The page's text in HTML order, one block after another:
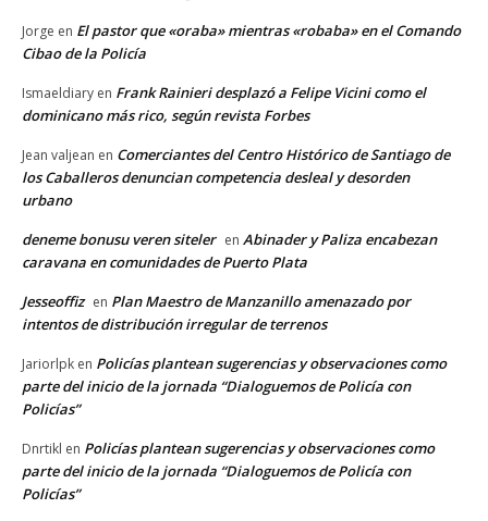
Jorge en El pastor que «oraba» mientras «robaba» en el Comando
Cibao de la Policía
Ismaeldiary en Frank Rainieri desplazó a Felipe Vicini como el
dominicano más rico, según revista Forbes
Jean valjean en Comerciantes del Centro Histórico de Santiago de
los Caballeros denuncian competencia desleal y desorden
urbano
deneme bonusu veren siteler en Abinader y Paliza encabezan
caravana en comunidades de Puerto Plata
Jesseoffiz en Plan Maestro de Manzanillo amenazado por
intentos de distribución irregular de terrenos
Jariorlpk en Policías plantean sugerencias y observaciones como
parte del inicio de la jornada “Dialoguemos de Policía con
Policías”
Dnrtikl en Policías plantean sugerencias y observaciones como
parte del inicio de la jornada “Dialoguemos de Policía con
Policías”